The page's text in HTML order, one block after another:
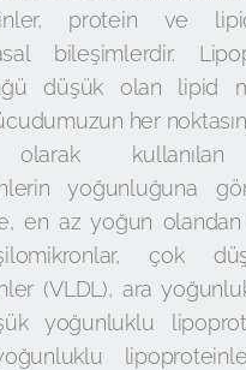
protein ve
bileşimlerdir.
düşük olan lipid
her
kullanılan
yoğunluğuna
en az yoğun
çok
(VLDL), ara
yoğunluklu